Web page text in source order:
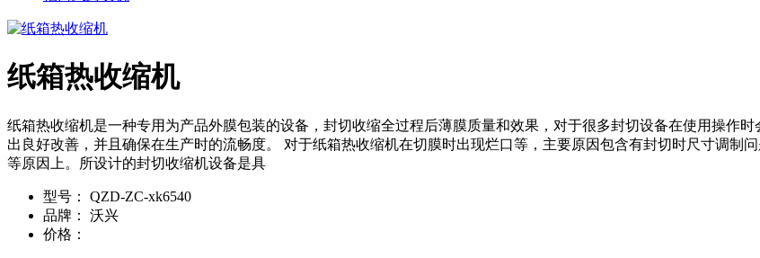
纸箱热收缩机
纸箱热收缩机是一种专用为产品外膜包装的设备，封切收缩全过程后薄膜质量和效果，对于很多封切设备在使用操作
出良好改善，并且确保在生产时的流畅度。 对于纸箱热收缩机在切膜时出现烂口等，主要原因包含有封切时尺寸调制
等原因上。所设计的封切收缩机设备是具
型号：
QZD-ZC-xk6540
品牌：
沃兴
价格：